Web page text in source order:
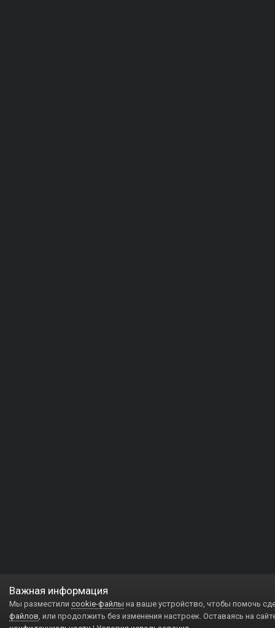
Важная информация
Мы разместили cookie-файлы на ваше устройство, чтобы помочь
файлов, или продолжить без изменения настроек. Оставаясь на